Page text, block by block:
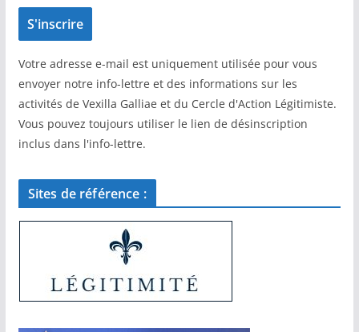
Votre adresse e-mail est uniquement utilisée pour vous
envoyer notre info-lettre et des informations sur les
activités de Vexilla Galliae et du Cercle d'Action Légitimiste.
Vous pouvez toujours utiliser le lien de désinscription
inclus dans l'info-lettre.
Sites de référence :